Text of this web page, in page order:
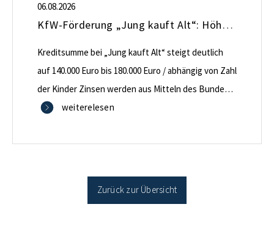
06.08.2026
KfW-Förderung „Jung kauft Alt“: Höhere Kredite ab August 2026
Kreditsumme bei „Jung kauft Alt“ steigt deutlich
auf 140.000 Euro bis 180.000 Euro / abhängig von Zahl
der Kinder Zinsen werden aus Mitteln des Bundes
verbilligt: Heutiger Zins bei 0,53 Prozent effektiv bei
Antragstellende verpflichten sich zu energetischer
Sanierung in Einzelmaßnahmen […]
weiterelesen
Zurück zur Übersicht